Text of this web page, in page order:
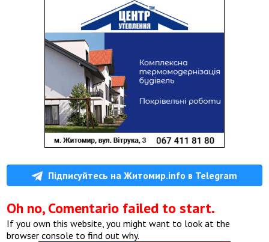
Підписуйтесь на Житомир.info в Telegram
Oh no, Comentario failed to start.
If you own this website, you might want to look at the
browser console to find out why.